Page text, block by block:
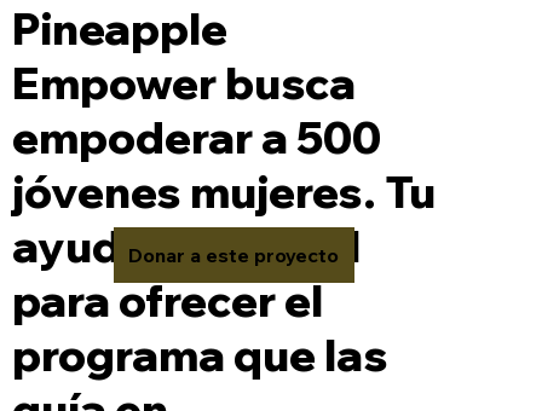
Pineapple
Empower busca
empoderar a 500
jóvenes mujeres. Tu
ayuda es crucial
para ofrecer el
programa que las
Donar a este proyecto